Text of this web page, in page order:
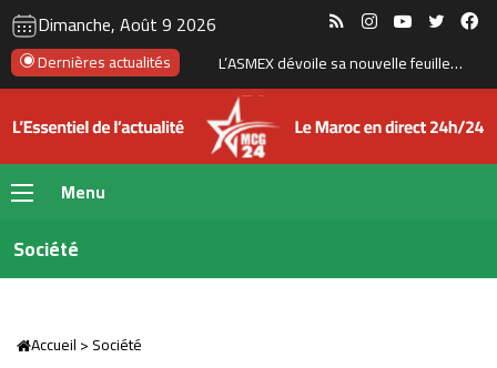
Dimanche, Août 9 2026 RSS InstagramYouTube
Dernières actualités L’ASMEX dévoile sa nouvelle feuille de route pour renforcer les exportations marocaines
Menu
Société
Accueil>Société